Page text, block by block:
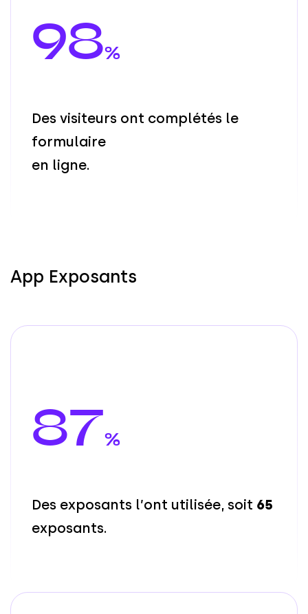
98%
Des visiteurs ont complétés le
formulaire
en ligne.
App Exposants
87%
Des exposants l’ont utilisée, soit 65
exposants.